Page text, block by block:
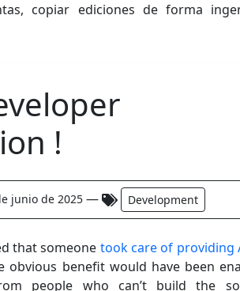
copiar ediciones de forma
!
junio de 2025 — Development
that someone took care of providing
obvious benefit would have been
people who can’t build the